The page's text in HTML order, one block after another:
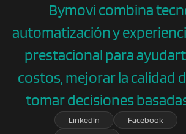
Bymovi combina
automatización y
prestacional para
costos, mejorar la calidad
tomar decisiones
Linkedln
Facebook